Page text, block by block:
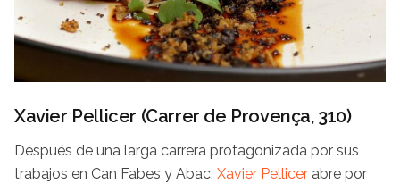
Xavier Pellicer (Carrer de Provença, 310)
Después de una larga carrera protagonizada por sus
trabajos en Can Fabes y Abac, Xavier Pellicer abre por